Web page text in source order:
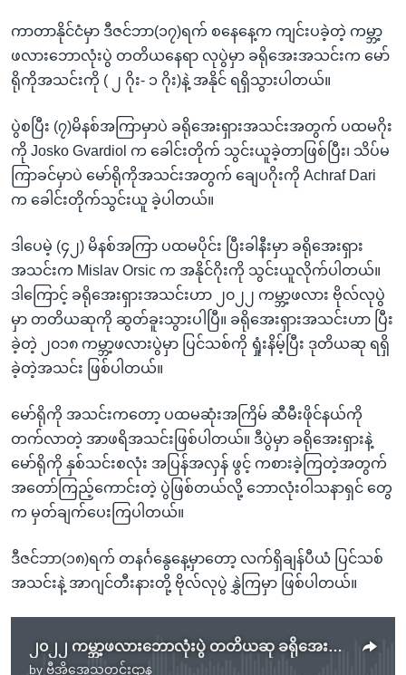
ရန်ကာတာနိုင်ငံမှာ ဒီဇင်ဘာ(၁၇)ရက် စနေနေ့က ကျင်းပခဲ့တဲ့ ကမ္ဘာ့
ဖလားဘောလုံးပွဲ တတိယနေရာ လုပွဲမှာ ခရိုအေးအသင်းက မော်
ရိုကိုအသင်းကို ( ၂ ဂိုး- ၁ ဂိုး)နဲ့ အနိုင် ရရှိသွားပါတယ်။
ပွဲစပြီး (၇)မိနစ်အကြာမှာပဲ ခရိုအေးရှားအသင်းအတွက် ပထမဂိုး
ကို Josko Gvardiol က ခေါင်းတိုက် သွင်းယူခဲ့တာဖြစ်ပြီး၊ သိပ်မ
ကြာခင်မှာပဲ မော်ရိုကိုအသင်းအတွက် ချေပဂိုးကို Achraf Dari
က ခေါင်းတိုက်သွင်းယူ ခဲ့ပါတယ်။
ဒါပေမဲ့ (၄၂) မိနစ်အကြာ ပထမပိုင်း ပြီးခါနီးမှာ ခရိုအေးရှား
အသင်းက Mislav Orsic က အနိုင်ဂိုးကို သွင်းယူလိုက်ပါတယ်။
ဒါကြောင့် ခရိုအေးရှားအသင်းဟာ ၂၀၂၂ ကမ္ဘာ့ဖလား ဗိုလ်လုပွဲ
မှာ တတိယဆုကို ဆွတ်ခူးသွားပါပြီ။ ခရိုအေးရှားအသင်းဟာ ပြီး
ခဲ့တဲ့ ၂၀၁၈ ကမ္ဘာ့ဖလားပွဲမှာ ပြင်သစ်ကို ရှုံးနိမ့်ပြီး ဒုတိယဆု ရရှိ
ခဲ့တဲ့အသင်း ဖြစ်ပါတယ်။
မော်ရိုကို အသင်းကတော့ ပထမဆုံးအကြိမ် ဆီမီးဖိုင်နယ်ကို
တက်လာတဲ့ အာဖရိအသင်းဖြစ်ပါတယ်။ ဒီပွဲမှာ ခရိုအေးရှားနဲ့
မော်ရိုကို နှစ်သင်းစလုံး အပြန်အလှန် ဖွင့် ကစားခဲ့ကြတဲ့အတွက်
အတော်ကြည့်ကောင်းတဲ့ ပွဲဖြစ်တယ်လို့ ဘောလုံးဝါသနာရှင် တွေ
က မှတ်ချက်ပေးကြပါတယ်။
ဒီဇင်ဘာ(၁၈)ရက် တနင်္ဂနွေနေ့မှာတော့ လက်ရှိချန်ပီယံ ပြင်သစ်
အသင်းနဲ့ အာဂျင်တီးနားတို့ ဗိုလ်လုပွဲ နွှဲကြမှာ ဖြစ်ပါတယ်။
၂၀၂၂ ကမ္ဘာ့ဖလားဘောလုံးပွဲ တတိယဆု ခရိုအေးရှားဆွတ်ခူး
by ဗွီအိုအေသတင်းဌာန